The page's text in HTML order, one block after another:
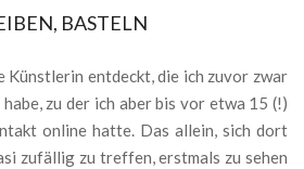
BASTELN
Künstlerin entdeckt, die ich zuvor zwar
zu der ich aber bis vor etwa 15 (!)
online hatte. Das allein, sich dort
zufällig zu treffen, erstmals zu sehen